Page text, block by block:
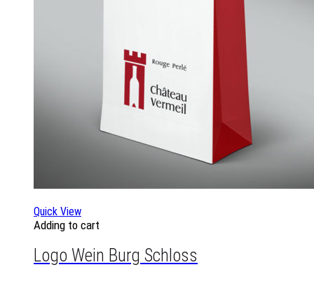
Quick View
Adding to cart
Logo Wein Burg Schloss